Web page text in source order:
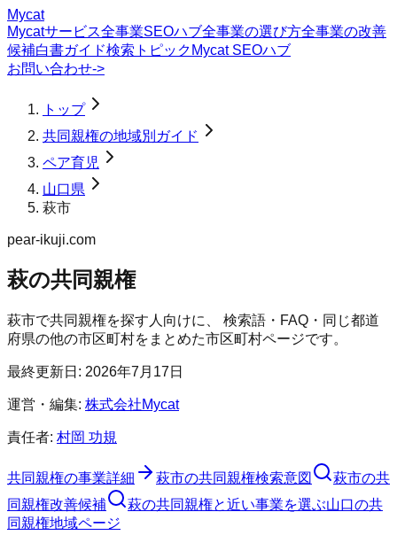
Mycat
Mycatサービス全事業SEOハブ全事業の選び方全事業の改善
候補白書ガイド検索トピック Mycat SEOハブ
お問い合わせ->
トップ
共同親権の地域別ガイド
ペア育児
山口県
萩市
pear-ikuji.com
萩の共同親権
萩市で共同親権を探す人向けに、 検索語・FAQ・同じ都道
府県の他の市区町村をまとめた市区町村ページです。
最終更新日: 2026年7月17日
運営・編集: 株式会社Mycat
責任者: 村岡 功規
共同親権の事業詳細 萩市の共同親権検索意図 萩市の共
同親権改善候補 萩の共同親権と近い事業を選ぶ山口の共
同親権地域ページ